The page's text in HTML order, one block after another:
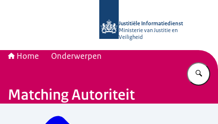
Justitiële Informatiedienst
Ministerie van Justitie en
Veiligheid
Home Onderwerpen
Matching Autoriteit